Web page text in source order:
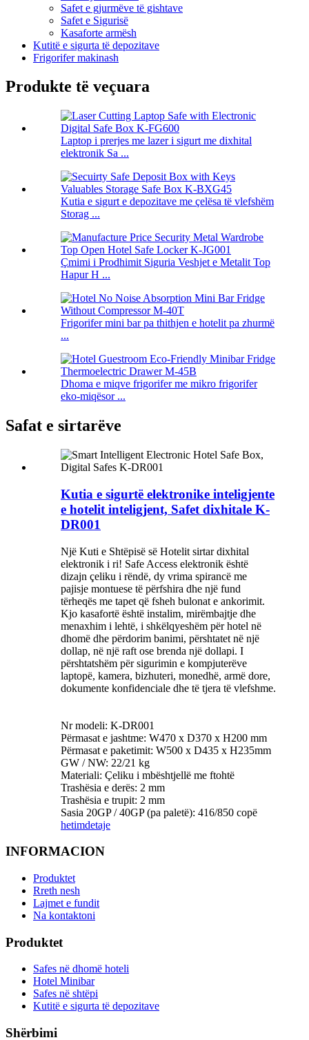
Safet e gjurmëve të gishtave
Safet e Sigurisë
Kasaforte armësh
Kutitë e sigurta të depozitave
Frigorifer makinash
Produkte të veçuara
Laptop i prerjes me lazer i sigurt me dixhital
elektronik Sa ...
Kutia e sigurt e depozitave me çelësa të vlefshëm
Storag ...
Çmimi i Prodhimit Siguria Veshjet e Metalit Top
Hapur H ...
Frigorifer mini bar pa thithjen e hotelit pa zhurmë
...
Dhoma e miqve frigorifer me mikro frigorifer
eko-miqësor ...
Safat e sirtarëve
Kutia e sigurtë elektronike inteligjente
e hotelit inteligjent, Safet dixhitale K-
DR001
Një Kuti e Shtëpisë së Hotelit sirtar dixhital
elektronik i ri! Safe Access elektronik është
dizajn çeliku i rëndë, dy vrima spirancë me
pajisje montuese të përfshira dhe një fund
tërheqës me tapet që fsheh bulonat e ankorimit.
Kjo kasafortë është instalim, mirëmbajtje dhe
menaxhim i lehtë, i shkëlqyeshëm për hotel në
dhomë dhe përdorim banimi, përshtatet në një
dollap, në një raft ose brenda një dollapi. I
përshtatshëm për sigurimin e kompjuterëve
laptopë, kamera, bizhuteri, monedhë, armë dore,
dokumente konfidenciale dhe të tjera të vlefshme.
Nr modeli: K-DR001
Përmasat e jashtme: W470 x D370 x H200 mm
Përmasat e paketimit: W500 x D435 x H235mm
GW / NW: 22/21 kg
Materiali: Çeliku i mbështjellë me ftohtë
Trashësia e derës: 2 mm
Trashësia e trupit: 2 mm
Sasia 20GP / 40GP (pa paletë): 416/850 copë
hetimdetaje
INFORMACION
Produktet
Rreth nesh
Lajmet e fundit
Na kontaktoni
Produktet
Safes në dhomë hoteli
Hotel Minibar
Safes në shtëpi
Kutitë e sigurta të depozitave
Shërbimi